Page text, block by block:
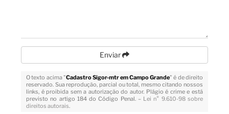
Enviar
O texto acima "Cadastro Sigor-mtr em Campo Grande" é de direito
reservado. Sua reprodução, parcial ou total, mesmo citando nossos
links, é proibida sem a autorização do autor. Plágio é crime e está
previsto no artigo 184 do Código Penal. – Lei n° 9.610-98 sobre
direitos autorais.